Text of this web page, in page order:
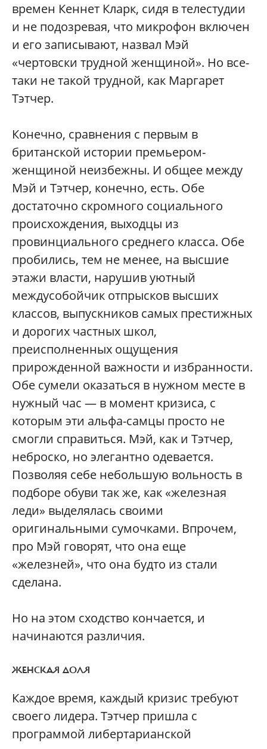
времен Кеннет Кларк, сидя в телестудии
и не подозревая, что микрофон включен
и его записывают, назвал Мэй
«чертовски трудной женщиной». Но все-
таки не такой трудной, как Маргарет
Тэтчер.
Конечно, сравнения с первым в
британской истории премьером-
женщиной неизбежны. И общее между
Мэй и Тэтчер, конечно, есть. Обе
достаточно скромного социального
происхождения, выходцы из
провинциального среднего класса. Обе
пробились, тем не менее, на высшие
этажи власти, нарушив уютный
междусобойчик отпрысков высших
классов, выпускников самых престижных
и дорогих частных школ,
преисполненных ощущения
прирожденной важности и избранности.
Обе сумели оказаться в нужном месте в
нужный час — в момент кризиса, с
которым эти альфа-самцы просто не
смогли справиться. Мэй, как и Тэтчер,
неброско, но элегантно одевается.
Позволяя себе небольшую вольность в
подборе обуви так же, как «железная
леди» выделялась своими
оригинальными сумочками. Впрочем,
про Мэй говорят, что она еще
«железней», что она будто из стали
сделана.
Но на этом сходство кончается, и
начинаются различия.
ЖЕНСКАЯ ДОЛЯ
Каждое время, каждый кризис требуют
своего лидера. Тэтчер пришла с
программой либертарианской